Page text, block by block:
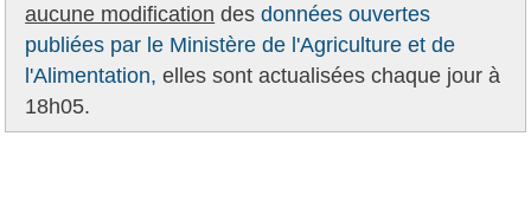
aucune modification desdonnées ouvertes
publiées par le Ministère de l'Agriculture et de
l'Alimentation, elles sont actualisées chaque jour à
18h05.